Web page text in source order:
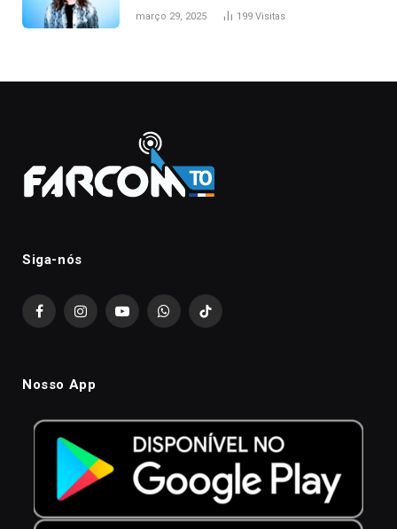
março 29, 2025 199 Visitas
Siga-nós
FacebookInstagramYouTubeWhatsAppTikTok
Nosso App